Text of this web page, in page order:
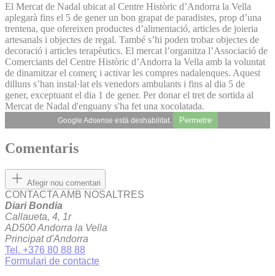
El Mercat de Nadal ubicat al Centre Històric d’Andorra la Vella
aplegarà fins el 5 de gener un bon grapat de paradistes, prop d’una
trentena, que ofereixen productes d’alimentació, articles de joieria
artesanals i objectes de regal. També s’hi poden trobar objectes de
decoració i articles terapèutics. El mercat l’organitza l’Associació de
Comerciants del Centre Històric d’Andorra la Vella amb la voluntat
de dinamitzar el comerç i activar les compres nadalenques. Aquest
dilluns s’han instal·lat els venedors ambulants i fins al dia 5 de
gener, exceptuant el dia 1 de gener. Per donar el tret de sortida al
Mercat de Nadal d'enguany s'ha fet una xocolatada.
Google Adsense està deshabilitat. Permetre
Comentaris
Afegir nou comentari
CONTACTA AMB NOSALTRES
Diari Bondia
Callaueta, 4, 1r
AD500 Andorra la Vella
Principat d'Andorra
Tel. +376 80 88 88
Formulari de contacte